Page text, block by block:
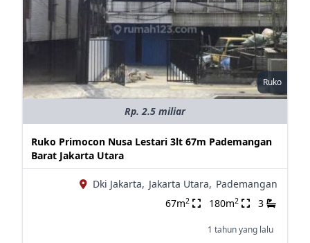
Ruko
Rp. 2.5 miliar
Ruko Primocon Nusa Lestari 3lt 67m Pademangan
Barat Jakarta Utara
Dki Jakarta, Jakarta Utara, Pademangan
67m2 180m2 3
1 tahun yang lalu